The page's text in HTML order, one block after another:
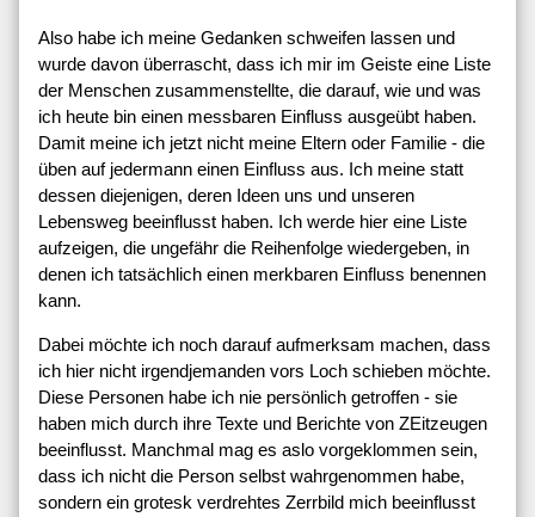
Also habe ich meine Gedanken schweifen lassen und
wurde davon überrascht, dass ich mir im Geiste eine Liste
der Menschen zusammenstellte, die darauf, wie und was
ich heute bin einen messbaren Einfluss ausgeübt haben.
Damit meine ich jetzt nicht meine Eltern oder Familie - die
üben auf jedermann einen Einfluss aus. Ich meine statt
dessen diejenigen, deren Ideen uns und unseren
Lebensweg beeinflusst haben. Ich werde hier eine Liste
aufzeigen, die ungefähr die Reihenfolge wiedergeben, in
denen ich tatsächlich einen merkbaren Einfluss benennen
kann.
Dabei möchte ich noch darauf aufmerksam machen, dass
ich hier nicht irgendjemanden vors Loch schieben möchte.
Diese Personen habe ich nie persönlich getroffen - sie
haben mich durch ihre Texte und Berichte von ZEitzeugen
beeinflusst. Manchmal mag es aslo vorgeklommen sein,
dass ich nicht die Person selbst wahrgenommen habe,
sondern ein grotesk verdrehtes Zerrbild mich beeinflusst